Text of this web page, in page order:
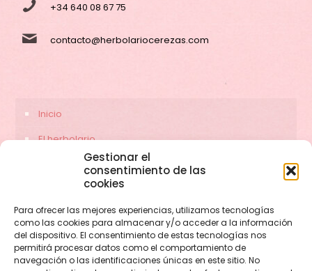
Gestionar el
consentimiento de las
cookies
Para ofrecer las mejores experiencias, utilizamos tecnologías
como las cookies para almacenar y/o acceder a la información
del dispositivo. El consentimiento de estas tecnologías nos
permitirá procesar datos como el comportamiento de
navegación o las identificaciones únicas en este sitio. No
+34 640 08 67 75
contacto@herbolariocerezas.com
Inicio
El herbolario